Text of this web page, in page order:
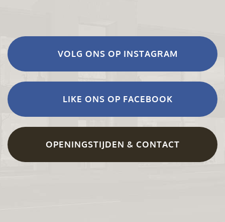
VOLG ONS OP INSTAGRAM
LIKE ONS OP FACEBOOK
OPENINGSTIJDEN & CONTACT